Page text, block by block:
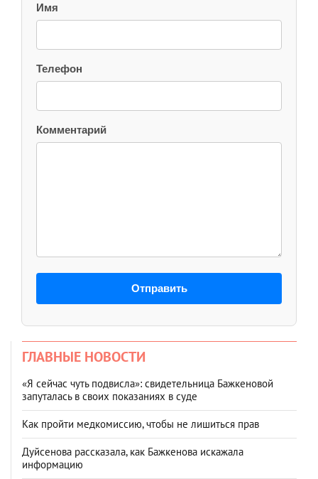
Имя
Телефон
Комментарий
Отправить
ГЛАВНЫЕ НОВОСТИ
«Я сейчас чуть подвисла»: свидетельница Бажкеновой
запуталась в своих показаниях в суде
Как пройти медкомиссию, чтобы не лишиться прав
Дуйсенова рассказала, как Бажкенова искажала
информацию